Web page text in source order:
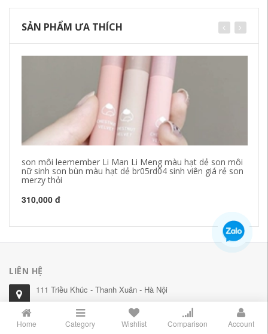
SẢN PHẨM ƯA THÍCH
son môi leemember Li Man Li Meng màu hạt dẻ son môi
nữ sinh son bùn màu hạt dẻ br05rd04 sinh viên giá rẻ son
merzy thỏi
310,000 đ
LIÊN HỆ
111 Triều Khúc - Thanh Xuân - Hà Nội
078.8283.789
Home Category Wishlist Comparison Account